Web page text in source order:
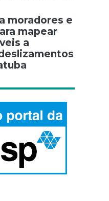
moradores e
mapear
a